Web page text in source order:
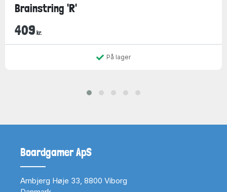
Brainstring 'R'
409 kr.
På lager
Boardgamer ApS
Arnbjerg Høje 33, 8800 Viborg